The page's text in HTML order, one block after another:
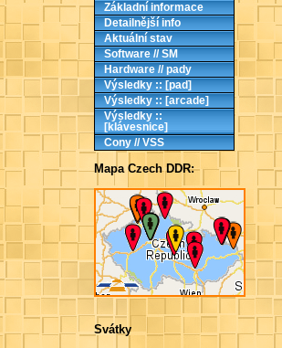
Základní informace
Detailnější info
Aktuální stav
Software // SM
Hardware // pady
Výsledky :: [pad]
Výsledky :: [arcade]
Výsledky ::
[klávesnice]
Cony // VSS
Mapa Czech DDR:
Svátky